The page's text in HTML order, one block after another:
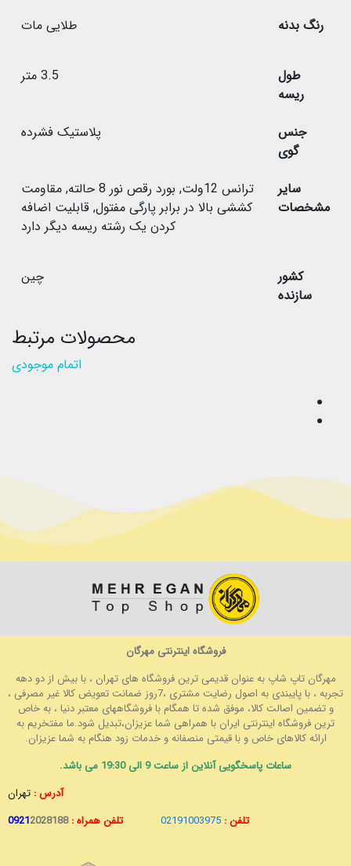
رنگ بدنه طلایی مات
طول
ریسه
3.5 متر
جنس
گوی
پلاستیک فشرده
سایر
مشخصات
ترانس 12ولت , بورد رقص نور 8 حالته , مقاومت
کششی بالا در برابر پارگی مفتول, قابلیت اضافه
کردن یک رشته ریسه دیگر دارد
کشور
سازنده
چین
محصولات مرتبط
اتمام موجودی
فروشگاه اینترنتی مهرگان
مهرگان تاپ شاپ به عنوان قدیمی ترین فروشگاه های تهران ، با بیش از دو دهه
تجربه ، با پایبندی به اصول رضایت مشتری ،7روز ضمانت تعویض کالا غیر مصرفی ،
و تضمین اصالت کالا، موفق شده تا همگام با فروشگاههای معتبر دنیا ، به خاص
ترین فروشگاه اینترنتی ایران با همراهی شما عزیزان،تبدیل شود.ما مفتخریم به
ارائه کالاهای خاص و با قیمتی منصفانه و خدمات زود هنگام به شما عزیزان.
ساعات پاسخگویی آنلاین از ساعت 9 الی 19:30 می باشد.
آدرس : تهران
تلفن : 02191003975 تلفن همراه : 09212028188